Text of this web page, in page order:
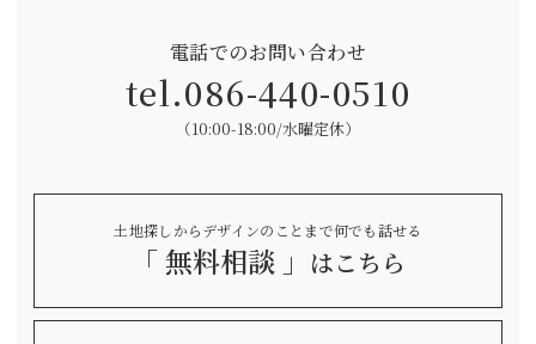
電話でのお問い合わせ
tel.086-440-0510
（10:00-18:00/水曜定休）
土地探しからデザインのことまで何でも話せる
「 無料相談 」 はこちら